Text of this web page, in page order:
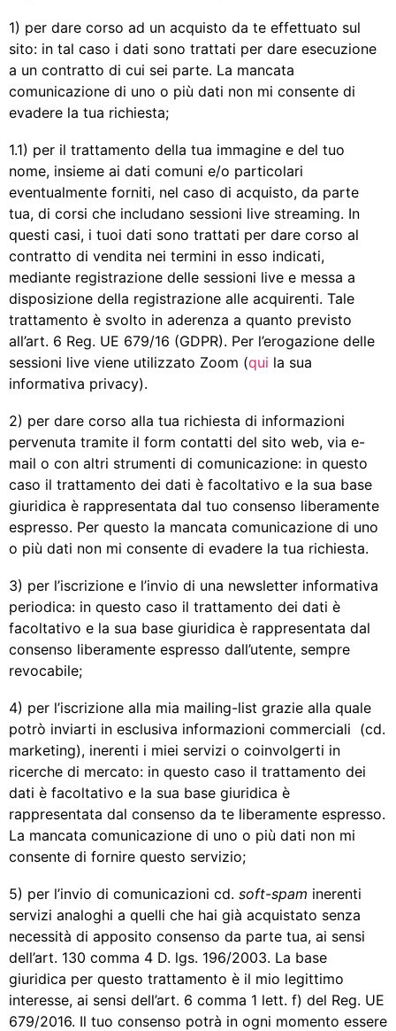
1) per dare corso ad un acquisto da te effettuato sul
sito: in tal caso i dati sono trattati per dare esecuzione
a un contratto di cui sei parte. La mancata
comunicazione di uno o più dati non mi consente di
evadere la tua richiesta;
1.1) per il trattamento della tua immagine e del tuo
nome, insieme ai dati comuni e/o particolari
eventualmente forniti, nel caso di acquisto, da parte
tua, di corsi che includano sessioni live streaming. In
questi casi, i tuoi dati sono trattati per dare corso al
contratto di vendita nei termini in esso indicati,
mediante registrazione delle sessioni live e messa a
disposizione della registrazione alle acquirenti. Tale
trattamento è svolto in aderenza a quanto previsto
all’art. 6 Reg. UE 679/16 (GDPR). Per l’erogazione delle
sessioni live viene utilizzato Zoom (qui la sua
informativa privacy).
2) per dare corso alla tua richiesta di informazioni
pervenuta tramite il form contatti del sito web, via e-
mail o con altri strumenti di comunicazione: in questo
caso il trattamento dei dati è facoltativo e la sua base
giuridica è rappresentata dal tuo consenso liberamente
espresso. Per questo la mancata comunicazione di uno
o più dati non mi consente di evadere la tua richiesta.
3) per l’iscrizione e l’invio di una newsletter informativa
periodica: in questo caso il trattamento dei dati è
facoltativo e la sua base giuridica è rappresentata dal
consenso liberamente espresso dall’utente, sempre
revocabile;
4) per l’iscrizione alla mia mailing-list grazie alla quale
potrò inviarti in esclusiva informazioni commerciali (cd.
marketing), inerenti i miei servizi o coinvolgerti in
ricerche di mercato: in questo caso il trattamento dei
dati è facoltativo e la sua base giuridica è
rappresentata dal consenso da te liberamente espresso.
La mancata comunicazione di uno o più dati non mi
consente di fornire questo servizio;
5) per l’invio di comunicazioni cd. soft-spam inerenti
servizi analoghi a quelli che hai già acquistato senza
necessità di apposito consenso da parte tua, ai sensi
dell’art. 130 comma 4 D. lgs. 196/2003. La base
giuridica per questo trattamento è il mio legittimo
interesse, ai sensi dell’art. 6 comma 1 lett. f) del Reg. UE
679/2016. Il tuo consenso potrà in ogni momento essere